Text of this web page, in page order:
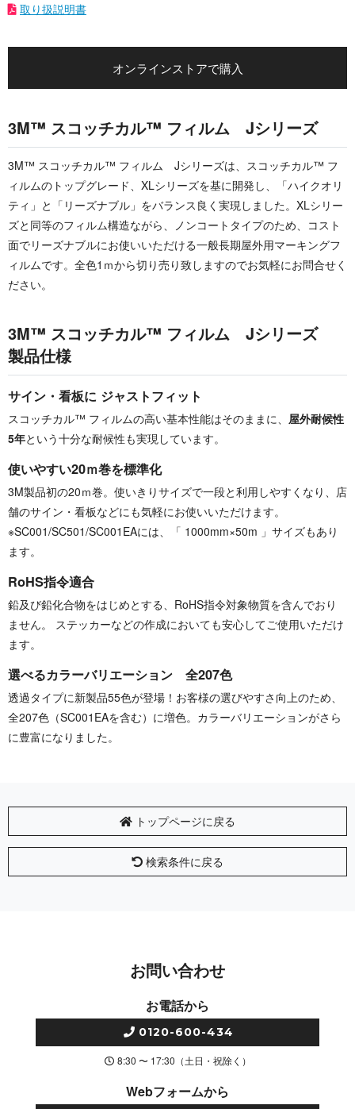
取り扱説明書
オンラインストアで購入
3M™ スコッチカル™ フィルム Jシリーズ
3M™ スコッチカル™ フィルム Jシリーズは、スコッチカル™ フ
ィルムのトップグレード、XLシリーズを基に開発し、「ハイクオリ
ティ」と「リーズナブル」をバランス良く実現しました。XLシリー
ズと同等のフィルム構造ながら、ノンコートタイプのため、コスト
面でリーズナブルにお使いいただける一般長期屋外用マーキングフ
ィルムです。全色1ｍから切り売り致しますのでお気軽にお問合せく
ださい。
3M™ スコッチカル™ フィルム Jシリーズ
製品仕様
サイン・看板に ジャストフィット
スコッチカル™ フィルムの高い基本性能はそのままに、 屋外耐候性
5年という十分な耐候性も実現しています。
使いやすい20ｍ巻を標準化
3M製品初の20ｍ巻。使いきりサイズで一段と利用しやすくなり、店
舗のサイン・看板などにも気軽にお使いいただけます。
※SC001/SC501/SC001EAには、「 1000mm×50m 」サイズもあり
ます。
RoHS指令適合
鉛及び鉛化合物をはじめとする、RoHS指令対象物質を含んでおり
ません。 ステッカーなどの作成においても安心してご使用いただけ
ます。
選べるカラーバリエーション 全207色
透過タイプに新製品55色が登場！お客様の選びやすさ向上のため、
全207色（SC001EAを含む）に増色。カラーバリエーションがさら
に豊富になりました。
トップページに戻る
検索条件に戻る
お問い合わせ
お電話から
0120-600-434
8:30 〜 17:30（土日・祝除く）
Webフォームから